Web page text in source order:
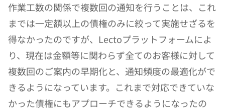
作業工数の関係で複数回の通知を行うことは、これ
までは一定額以上の債権のみに絞って実施せざるを
得なかったのですが、Lectoプラットフォームによ
り、現在は金額等に関わらず全てのお客様に対して
複数回のご案内の早期化と、通知頻度の最適化がで
きるようになっています。これまで対応できていな
かった債権にもアプローチできるようになったの